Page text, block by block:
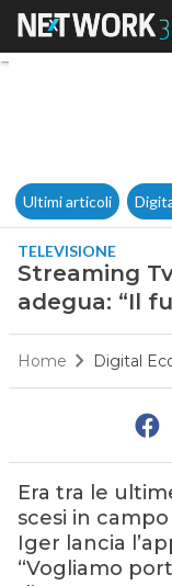
Ultimi articoli
TELEVISIONE
Streaming
adegua: “Il
Home Digital
Era tra le
scesi in
Iger lancia
“Vogliamo